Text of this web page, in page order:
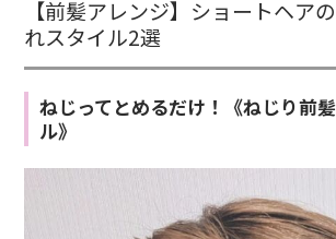
【前髪アレンジ】ショートヘア
れスタイル2選
ねじってとめるだけ！《ねじり前
ル》